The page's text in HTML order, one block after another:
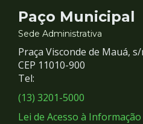
Contato
e
Redes
Sociais
Paço Municipal
Sede Administrativa
Praça Visconde de Mauá,
CEP 11010-900
Tel:
(13) 3201-5000
Lei de Acesso à Informação